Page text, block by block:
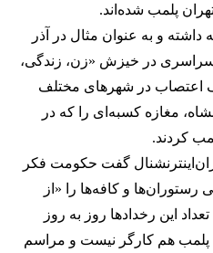
پلمب شده‌اند.
و به عنوان مثال در آذر
سراسری در خیزش «زن، زندگی،
اعتصاب در شهرهای مختلف
مغازه کسبه‌ای را که در
کردند.
گفت حکومت فکر
رستوران‌ها و کافه‌ها را «از
این رخدادها روز به روز
پلمب هم کارگر نیست و مراسم